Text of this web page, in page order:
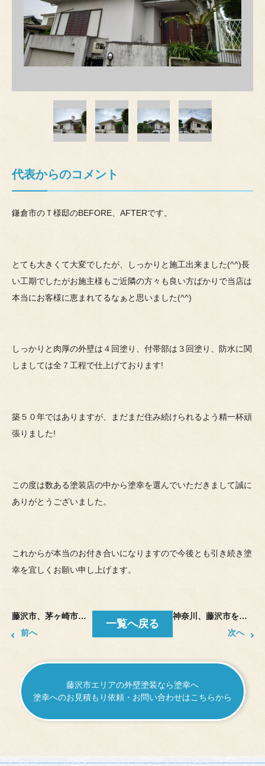
代表からのコメント
鎌倉市のＴ様邸のBEFORE、AFTERです。
とても大きくて大変でしたが、しっかりと施工出来ました(^^)長
い工期でしたがお施主様もご近隣の方々も良い方ばかりで当店は
本当にお客様に恵まれてるなぁと思いました(^^)
しっかりと肉厚の外壁は４回塗り、付帯部は３回塗り、防水に関
しましては全７工程で仕上げております!
築５０年ではありますが、まだまだ住み続けられるよう精一杯頑
張りました!
この度は数ある塗装店の中から塗幸を選んでいただきまして誠に
ありがとうございました。
これからが本当のお付き合いになりますので今後とも引き続き塗
幸を宜しくお願い申し上げます。
藤沢市、茅ヶ崎市で外壁塗装、防水工事をしております塗幸です。
前へ
一覧へ戻る
神奈川、藤沢市を拠点に外壁塗装、屋根塗装をしております塗幸です。
次へ
藤沢市エリアの外壁塗装なら塗幸へ
塗幸へのお見積もり依頼・お問い合わせはこちらから